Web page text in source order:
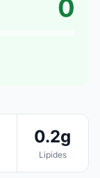
0
0.2g
Lipides